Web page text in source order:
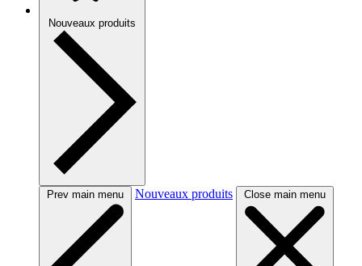
Nouveaux produits
Prev main menu Nouveaux produits Close main menu